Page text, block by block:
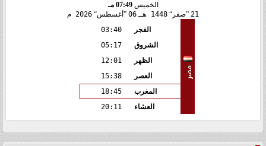
الخميس07:49 مـ
21 صفر 1448 هـ 06 أغسطس 2026 م
مصر
الفجر
03:40
الشروق
05:17
الظهر
12:01
العصر
15:38
المغرب
18:45
العشاء
20:11